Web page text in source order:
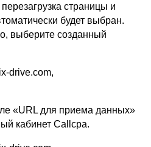
страницы и
будет выбран.
выберите созданный
«URL для приема данных»
кабинет Callcpa.